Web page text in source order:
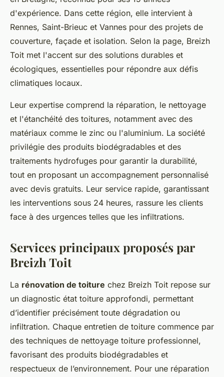
d'expérience. Dans cette région, elle intervient à
Rennes, Saint-Brieuc et Vannes pour des projets de
couverture, façade et isolation. Selon la page, Breizh
Toit met l'accent sur des solutions durables et
écologiques, essentielles pour répondre aux défis
climatiques locaux.
Leur expertise comprend la réparation, le nettoyage
et l'étanchéité des toitures, notamment avec des
matériaux comme le zinc ou l'aluminium. La société
privilégie des produits biodégradables et des
traitements hydrofuges pour garantir la durabilité,
tout en proposant un accompagnement personnalisé
avec devis gratuits. Leur service rapide, garantissant
les interventions sous 24 heures, rassure les clients
face à des urgences telles que les infiltrations.
Services principaux proposés par
Breizh Toit
La rénovation de toiture chez Breizh Toit repose sur
un diagnostic état toiture approfondi, permettant
d’identifier précisément toute dégradation ou
infiltration. Chaque entretien de toiture commence par
des techniques de nettoyage toiture professionnel,
favorisant des produits biodégradables et
respectueux de l’environnement. Pour une réparation